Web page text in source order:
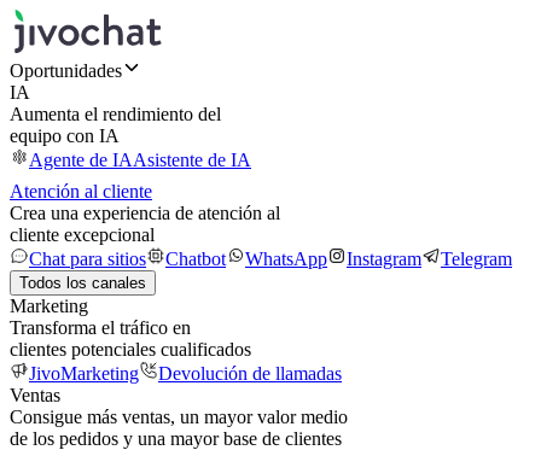
Oportunidades
IA
Aumenta el rendimiento del
equipo con IA
Agente de IAAsistente de IA
Atención al cliente
Crea una experiencia de atención al
cliente excepcional
Chat para sitios
Chatbot WhatsApp Instagram Telegram
Todos los canales
Marketing
Transforma el tráfico en
clientes potenciales cualificados
JivoMarketing
Devolución de llamadas
Ventas
Consigue más ventas, un mayor valor medio
de los pedidos y una mayor base de clientes